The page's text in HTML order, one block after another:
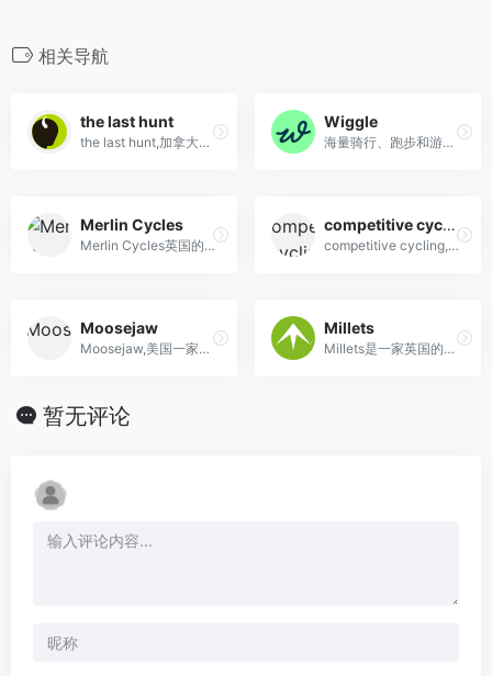
相关导航
the last hunt
the last hunt,加拿大Altitude-Sports旗下折扣较低、较受欢迎的清仓网站
Wiggle
海量骑行、跑步和游泳装备铁三运动装备专卖网店,提供全球包邮服务,中文页面购物,支付宝付款。
Merlin Cycles
Merlin Cycles英国的一个大型的自行车购物网站
competitive cycling
competitive cycling,美国海淘公路车和山地自行车服装,配件网站
Moosejaw
Moosejaw,美国一家领先的户外服装与装备用品店
Millets
Millets是一家英国的户外用品连锁店，提供各种户外用品，如帐篷、背包、睡袋、鞋子等。
暂无评论